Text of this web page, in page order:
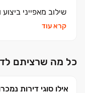
שילוב מאפייני
קרא עוד
כל מה שרציתם
אילו סוגי דירות